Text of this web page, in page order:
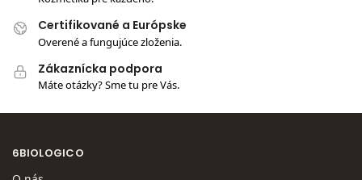
Certifikované a Európske
Overené a fungujúce zloženia.
Zákaznícka podpora
Máte otázky? Sme tu pre Vás.
6BIOLOGICO